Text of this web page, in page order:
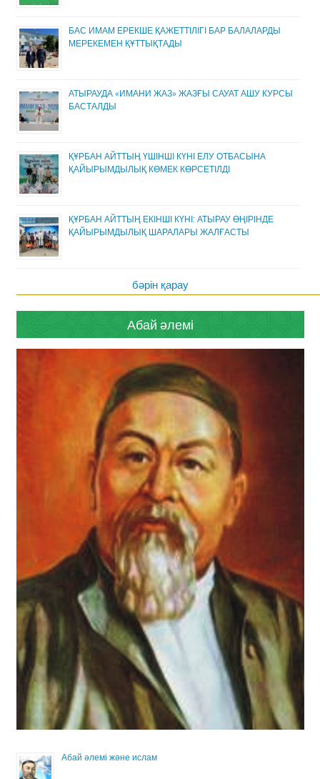
БАС ИМАМ ЕРЕКШЕ ҚАЖЕТТІЛІГІ БАР БАЛАЛАРДЫ
МЕРЕКЕМЕН ҚҰТТЫҚТАДЫ
АТЫРАУДА «ИМАНИ ЖАЗ» ЖАЗҒЫ САУАТ АШУ КУРСЫ
БАСТАЛДЫ
ҚҰРБАН АЙТТЫҢ ҮШІНШІ КҮНІ ЕЛУ ОТБАСЫНА
ҚАЙЫРЫМДЫЛЫҚ КӨМЕК КӨРСЕТІЛДІ
ҚҰРБАН АЙТТЫҢ ЕКІНШІ КҮНІ: АТЫРАУ ӨҢІРІНДЕ
ҚАЙЫРЫМДЫЛЫҚ ШАРАЛАРЫ ЖАЛҒАСТЫ
бәрін қарау
Абай әлемі
Абай әлемі және ислам